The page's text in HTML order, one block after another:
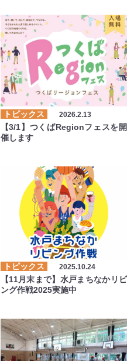
トピックス 2026.2.13
【3/1】つくばRegionフェスを開
催します
トピックス 2025.10.24
【11月末まで】水戸まちなかリビ
ング作戦2025実施中